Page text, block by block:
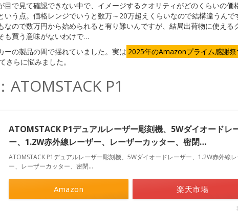
目で見て確認できない中で、イメージするクオリティがどのくらいの価
いう点。価格レンジでいうと数万～20万超えくらいなので結構違うんで
なので数万円から始められると有り難いんですが、結局出荷物に使える
も買う意味がないわけで…
ーの製品の間で揺れていました。実は 2025年のAmazonプライム感謝
さらに悩みました。
ATOMSTACK P1
ATOMSTACK P1デュアルレーザー彫刻機、5Wダイオードレ
ー、1.2W赤外線レーザー、レーザーカッター、密閉…
ATOMSTACK P1デュアルレーザー彫刻機、5Wダイオードレーザー、1.2W赤外線
ー、レーザーカッター、密閉…
Amazon 楽天市場